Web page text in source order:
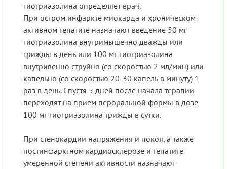
тиотриазолина определяет врач.
При остром инфаркте миокарда и хроническом
активном гепатите назначают введение 50 мг
тиотриазолина внутримышечно дважды или
трижды в день или 100 мг тиотриазолина
внутривенно струйно (со скоростью 2 мл/мин) или
капельно (со скоростью 20-30 капель в минуту) 1
раз в день. Спустя 5 дней после начала терапии
переходят на прием пероральной формы в дозе
100 мг тиотриазолина трижды в сутки.
При стенокардии напряжения и покоя, а также
постинфарктном кардиосклерозе и гепатите
умеренной степени активности назначают